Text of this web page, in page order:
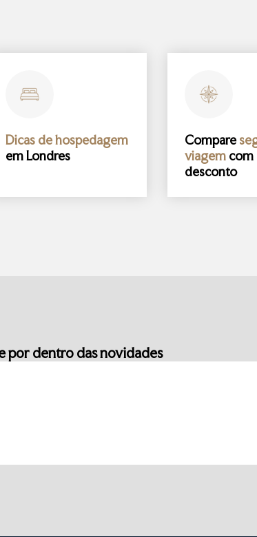
Dicas de hospedagem
em Londres
Compare
viagemcom
desconto
por dentro das novidades